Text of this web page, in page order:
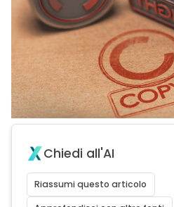
Chiedi all'AI
Riassumi questo articolo